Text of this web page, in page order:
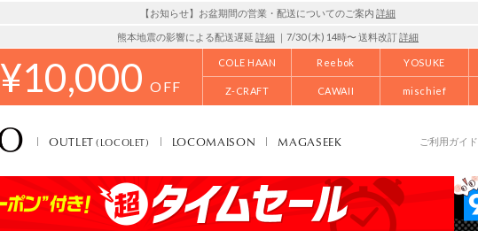
【お知らせ】お盆期間の営業・配送についてのご案内 詳細
熊本地震の影響による配送遅延 詳細 ｜7/30 (木) 14時〜 送料改訂詳細
¥10,000 OFF
COLE HAAN Reebok YOSUKE
Z-CRAFT CAWAII mischief
OUTLET(LOCOLET) LOCOMAISON MAGASEEK ご利用ガイド